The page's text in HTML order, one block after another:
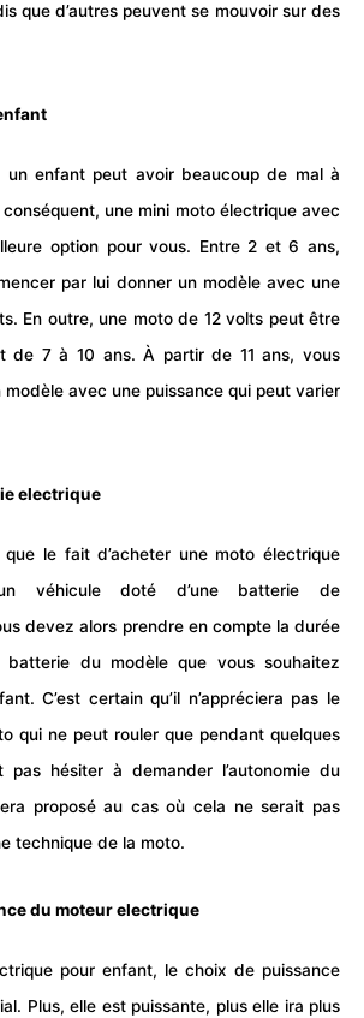
que d’autres peuvent se mouvoir sur des
enfant peut avoir beaucoup de mal à
conséquent, une mini moto électriqueavec
option pour vous. Entre 2 et 6 ans,
par lui donner un modèle avec une
En outre, une moto de 12 volts peut être
de 7 à 10 ans. À partir de 11 ans, vous
avec une puissance qui peut varier
electrique
le fait d’acheter une moto électrique
véhicule doté d’une batterie de
devez alors prendre en compte la durée
batterie du modèle que vous souhaitez
C’est certain qu’il n’appréciera pas le
qui ne peut rouler que pendant quelques
hésiter à demander l’autonomie du
proposé au cas où cela ne serait pas
technique de la moto.
du moteur electrique
pour enfant, le choix de puissance
Plus, elle est puissante, plus elle ira plus